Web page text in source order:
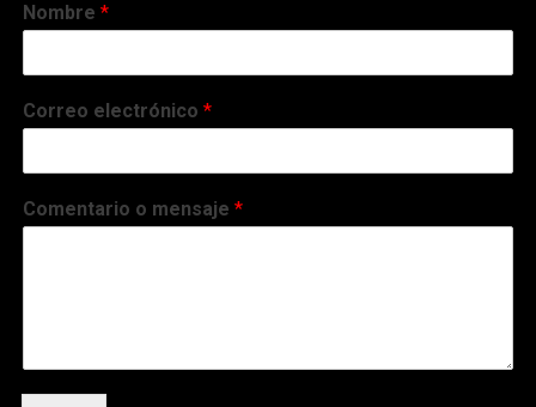
Nombre*
Correo electrónico*
Comentario o mensaje*